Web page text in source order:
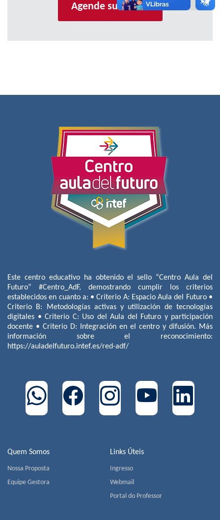
Agende sua visita
Quem Somos
Nossa Proposta
Equipe Gestora
Links Úteis
Ingresso
Webmail
Portal do Professor
Este centro educativo ha obtenido el sello “Centro Aula del
Futuro” #Centro_AdF, demostrando cumplir los criterios
establecidos en cuanto a: • Criterio A: Espacio Aula del Futuro •
Criterio B: Metodologías activas y utilización de tecnologías
digitales • Criterio C: Uso del Aula del Futuro y participación
docente • Criterio D: Integración en el centro y difusión. Más
información sobre el reconocimiento:
https://auladelfuturo.intef.es/red-adf/